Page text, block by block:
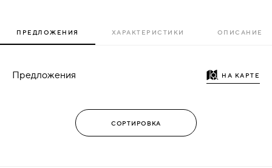
ПРЕДЛОЖЕНИЯ ХАРАКТЕРИСТИКИ ОПИСАНИЕ
Предложения НА КАРТЕ